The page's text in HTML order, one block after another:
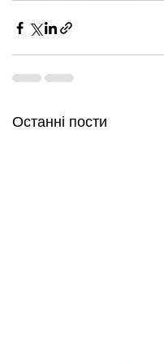
Останні пости